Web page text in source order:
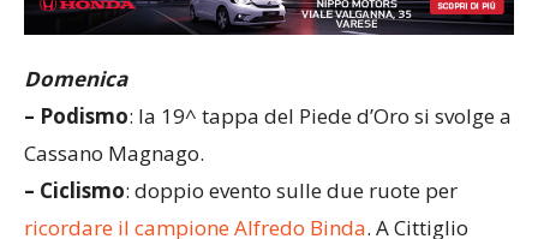
Domenica
– Podismo: la 19^ tappa del Piede d’Oro si svolge a
Cassano Magnago.
– Ciclismo: doppio evento sulle due ruote per
ricordare il campione Alfredo Binda. A Cittiglio